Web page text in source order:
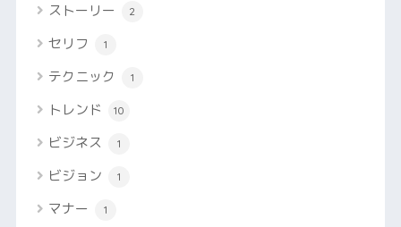
ストーリー 2
セリフ 1
テクニック 1
トレンド 10
ビジネス 1
ビジョン 1
マナー 1